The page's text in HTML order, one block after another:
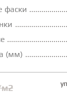
фаски
(мм)
м2